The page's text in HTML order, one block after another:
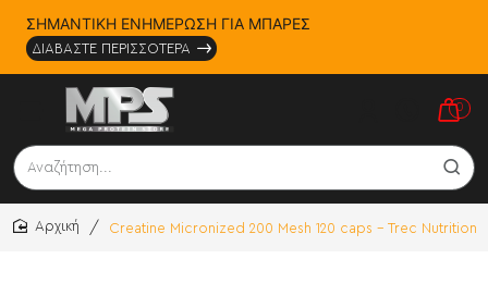
ΣΗΜΑΝΤΙΚΗ ΕΝΗΜΕΡΩΣΗ ΓΙΑ ΜΠΑΡΕΣ
ΔΙΑΒΑΣΤΕ ΠΕΡΙΣΣΟΤΕΡΑ
0
Αναζήτηση...
Creatine Micronized 200 Mesh 120 caps - Trec Nutrition